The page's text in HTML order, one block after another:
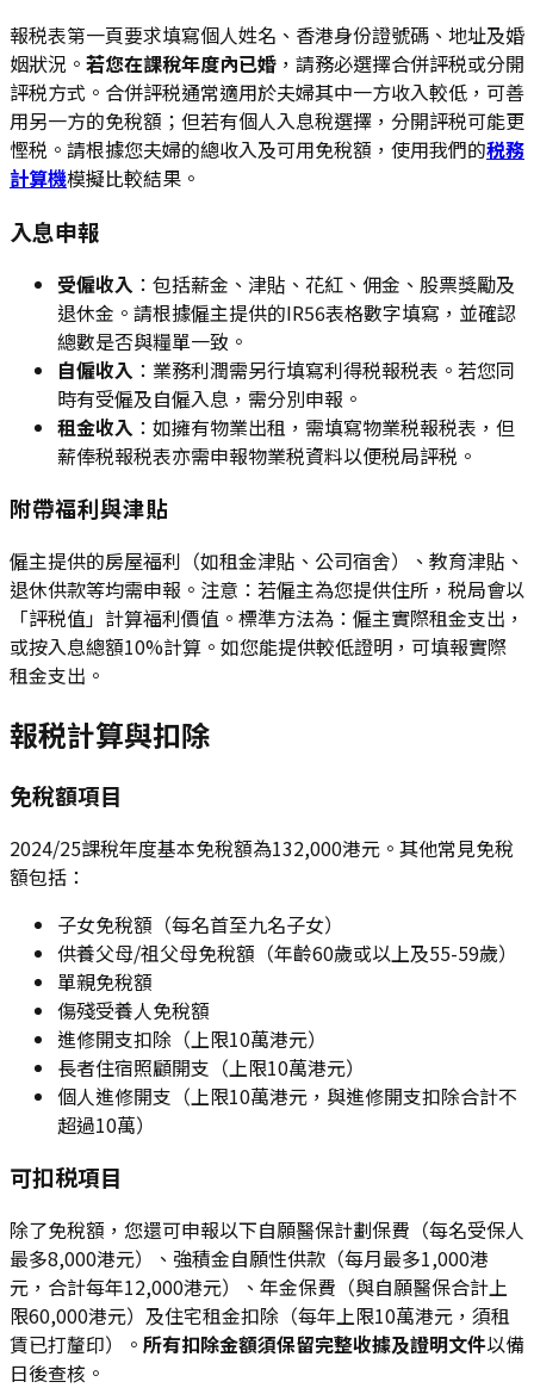
報税表第一頁要求填寫個人姓名、香港身份證號碼、地址及婚
姻狀況。 若您在課稅年度內已婚 ，請務必選擇合併評税或分開
評税方式。合併評税通常適用於夫婦其中一方收入較低，可善
用另一方的免稅額；但若有個人入息稅選擇，分開評税可能更
慳税。請根據您夫婦的總收入及可用免稅額，使用我們的税務
計算機模擬比較結果。
入息申報
受僱收入 ：包括薪金、津貼、花紅、佣金、股票獎勵及
退休金。請根據僱主提供的IR56表格數字填寫，並確認
總數是否與糧單一致。
自僱收入 ：業務利潤需另行填寫利得税報税表。若您同
時有受僱及自僱入息，需分別申報。
租金收入 ：如擁有物業出租，需填寫物業税報税表，但
薪俸税報税表亦需申報物業税資料以便税局評税。
附帶福利與津貼
僱主提供的房屋福利（如租金津貼、公司宿舍）、教育津貼、
退休供款等均需申報。注意：若僱主為您提供住所，税局會以
「評税值」計算福利價值。標準方法為：僱主實際租金支出，
或按入息總額10%計算。如您能提供較低證明，可填報實際
租金支出。
報税計算與扣除
免稅額項目
2024/25課稅年度基本免稅額為132,000港元。其他常見免稅
額包括：
子女免稅額（每名首至九名子女）
供養父母/祖父母免稅額（年齡60歲或以上及55-59歲）
單親免稅額
傷殘受養人免稅額
進修開支扣除（上限10萬港元）
長者住宿照顧開支（上限10萬港元）
個人進修開支（上限10萬港元，與進修開支扣除合計不
超過10萬）
可扣税項目
除了免稅額，您還可申報以下自願醫保計劃保費（每名受保人
最多8,000港元）、強積金自願性供款（每月最多1,000港
元，合計每年12,000港元）、年金保費（與自願醫保合計上
限60,000港元）及住宅租金扣除（每年上限10萬港元，須租
賃已打釐印）。 所有扣除金額須保留完整收據及證明文件以備
日後查核。